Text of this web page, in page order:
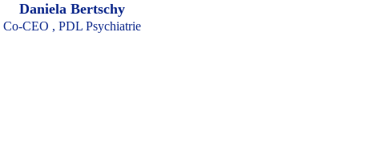
Daniela Bertschy
Co-CEO , PDL Psychiatrie